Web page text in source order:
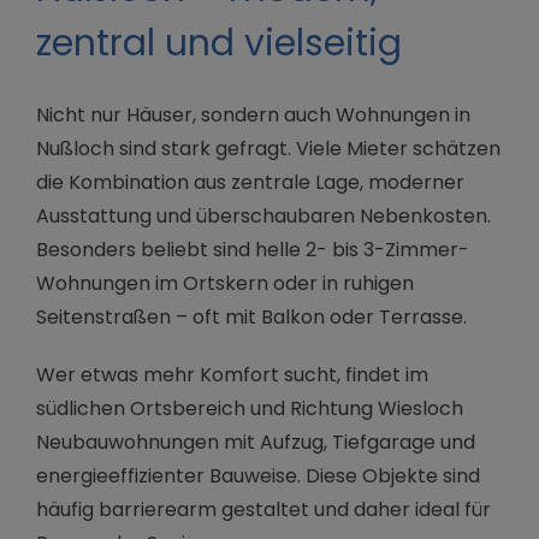
zentral und vielseitig
Nicht nur Häuser, sondern auch Wohnungen in
Nußloch sind stark gefragt. Viele Mieter schätzen
die Kombination aus zentrale Lage, moderner
Ausstattung und überschaubaren Nebenkosten.
Besonders beliebt sind helle 2- bis 3-Zimmer-
Wohnungen im Ortskern oder in ruhigen
Seitenstraßen – oft mit Balkon oder Terrasse.
Wer etwas mehr Komfort sucht, findet im
südlichen Ortsbereich und Richtung Wiesloch
Neubauwohnungen mit Aufzug, Tiefgarage und
energieeffizienter Bauweise. Diese Objekte sind
häufig barrierearm gestaltet und daher ideal für